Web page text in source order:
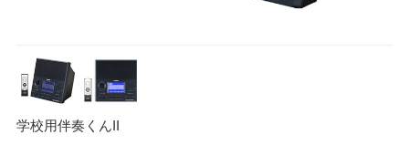
学校用伴奏くんII